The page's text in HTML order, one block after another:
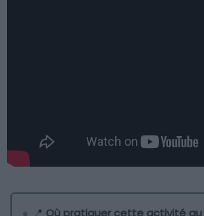
📍 Où pratiquer cette activité au